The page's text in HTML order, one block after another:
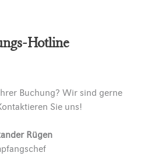
Hotline
Buchung? Wir sind gerne
Sie uns!
Rügen